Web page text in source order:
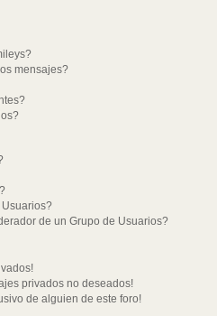
mensajes?
de un Grupo de Usuarios?
privados no deseados!
de alguien de este foro!